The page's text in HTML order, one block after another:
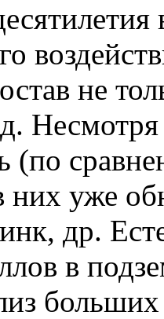
не
(по
них уже
др.
в